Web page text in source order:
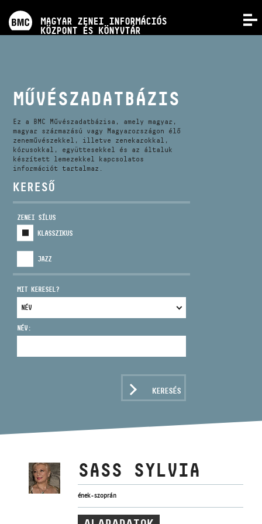
MAGYAR ZENEI INFORMÁCIÓS
KÖZPONT ÉS KÖNYVTÁR
KÉPZÉSEK
KIADVÁNYOK
RÓLUNK
KAPCSOLAT
VIDEÓ GALÉRIA
NYITVA TARTÁS
MŰVÉSZADATBÁZIS
Ez a BMC Művészadatbázisa, amely magyar,
magyar származású vagy Magyarországon élő
zeneművészekkel, illetve zenekarokkal,
kórusokkal, együttesekkel és az általuk
készített lemezekkel kapcsolatos
információt tartalmaz.
KERESŐ
ZENEI SÍLUS
KLASSZIKUS
JAZZ
MIT KERESEL?
NÉV:
KERESÉS
SASS SYLVIA
ének - szoprán